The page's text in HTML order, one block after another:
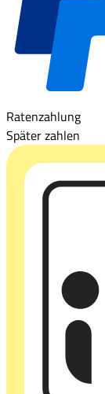
Ratenzahlung
Später zahlen